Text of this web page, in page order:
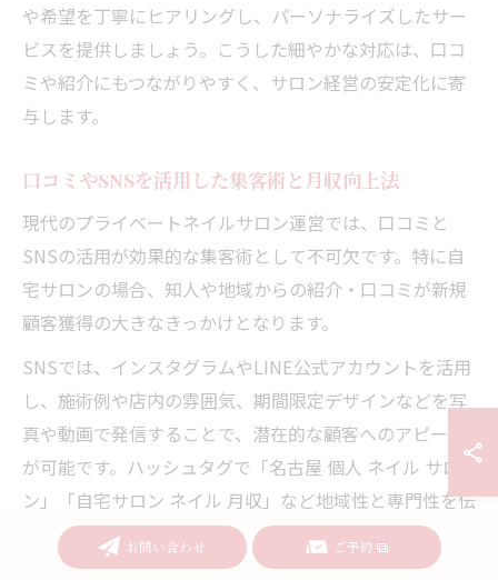
や希望を丁寧にヒアリングし、パーソナライズしたサー
ビスを提供しましょう。こうした細やかな対応は、口コ
ミや紹介にもつながりやすく、サロン経営の安定化に寄
与します。
口コミやSNSを活用した集客術と月収向上法
現代のプライベートネイルサロン運営では、口コミと
SNSの活用が効果的な集客術として不可欠です。特に自
宅サロンの場合、知人や地域からの紹介・口コミが新規
顧客獲得の大きなきっかけとなります。
SNSでは、インスタグラムやLINE公式アカウントを活用
し、施術例や店内の雰囲気、期間限定デザインなどを写
真や動画で発信することで、潜在的な顧客へのアピール
が可能です。ハッシュタグで「名古屋 個人 ネイル サロ
ン」「自宅サロン ネイル 月収」など地域性と専門性を伝
えるのも効果的です。
お問い合わせ ご予約